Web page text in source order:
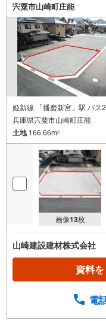
宍粟市山崎町庄能
姫新線 「播磨新宮」駅 バス
兵庫県宍粟市山崎町庄能
土地166.66m2
画像13枚
山崎建設建材株式会社
資料
電